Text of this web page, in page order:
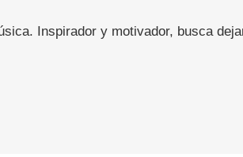
Inspirador y motivador, busca